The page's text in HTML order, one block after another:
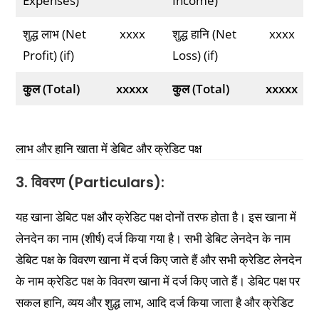
शुद्ध लाभ (Net
Profit) (if)
xxxx
शुद्ध हानि (Net
Loss) (if)
xxxx
कुल (Total) xxxxx कुल (Total) xxxxx
लाभ और हानि खाता में डेबिट और क्रेडिट पक्ष
3. विवरण (Particulars):
यह खाना डेबिट पक्ष और क्रेडिट पक्ष दोनों तरफ होता है। इस खाना में
लेनदेन का नाम (शीर्ष) दर्ज किया गया है। सभी डेबिट लेनदेन के नाम
डेबिट पक्ष के विवरण खाना में दर्ज किए जाते हैं और सभी क्रेडिट लेनदेन
के नाम क्रेडिट पक्ष के विवरण खाना में दर्ज किए जाते हैं। डेबिट पक्ष पर
सकल हानि, व्यय और शुद्ध लाभ, आदि दर्ज किया जाता है और क्रेडिट